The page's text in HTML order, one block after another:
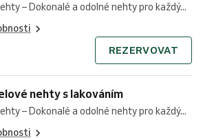
– Dokonalé a odolné nehty pro každý...
REZERVOVAT
nehty s lakováním
– Dokonalé a odolné nehty pro každý...